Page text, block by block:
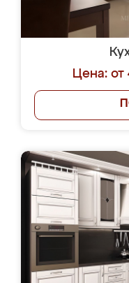
Цена: от